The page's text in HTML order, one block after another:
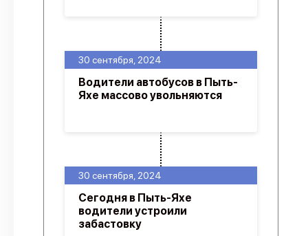
30 сентября, 2024
Сегодня в Пыть-Яхе
водители устроили
забастовку
30 сентября, 2024
Водители автобусов в Пыть-
Яхе массово увольняются